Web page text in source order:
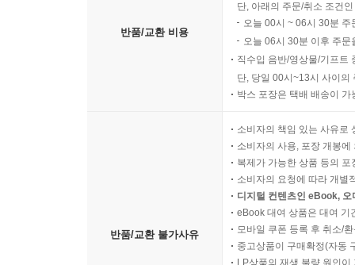
반품/교환 비용
단, 아래의 주문/취소 조건
오늘 00시 ~ 06시 30분
오늘 06시 30분 이후 주
직수입 음반/영상물/기프트
단, 당일 00시~13시 사이의
박스 포장은 택배 배송이
반품/교환 불가사유
소비자의 책임 있는 사유로
소비자의 사용, 포장 개봉
복제가 가능한 상품 등의
소비자의 요청에 따라 개별
디지털 컨텐츠인 eBook,
eBook 대여 상품은 대여 기
모바일 쿠폰 등록 후 취소/
중고상품이 구매확정(자동